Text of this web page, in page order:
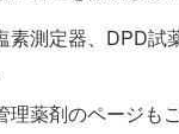
素測定器、DPD試
薬剤のページも